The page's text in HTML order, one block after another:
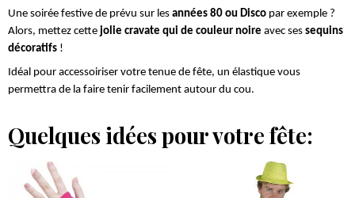
Une soirée festive de prévu sur les années 80 ou Disco par exemple ?
Alors, mettez cette jolie cravate qui de couleur noire avec ses sequins
décoratifs !
Idéal pour accessoiriser votre tenue de fête, un élastique vous
permettra de la faire tenir facilement autour du cou.
Quelques idées pour votre fête: